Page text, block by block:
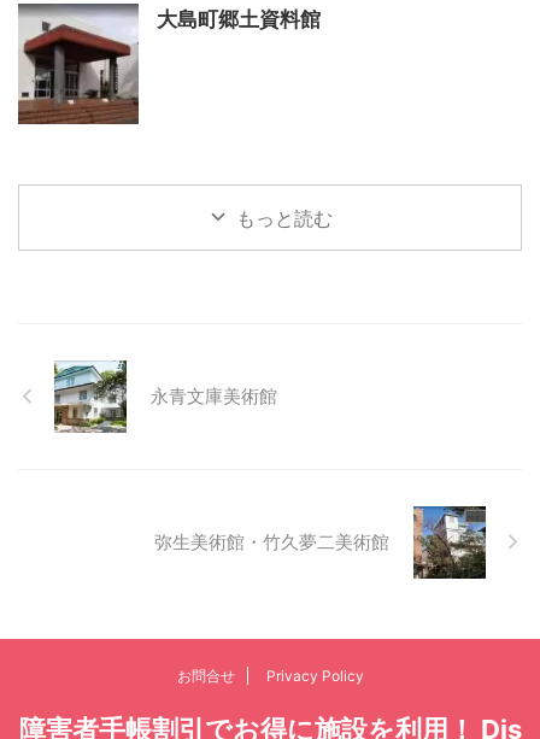
大島町郷土資料館
もっと読む
永青文庫美術館
弥生美術館・竹久夢二美術館
お問合せ Privacy Policy
障害者手帳割引でお得に施設を利用！ Dis